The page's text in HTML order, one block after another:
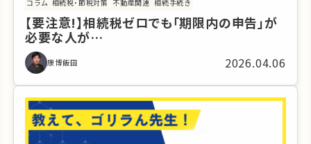
コラム 相続税・節税対策 不動産関連 相続手続き
【要注意!】相続税ゼロでも「期限内の申告」が
必要な人が…
康博飯田 2026.04.06